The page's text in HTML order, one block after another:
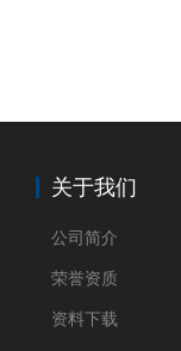
关于我们
公司简介
荣誉资质
资料下载